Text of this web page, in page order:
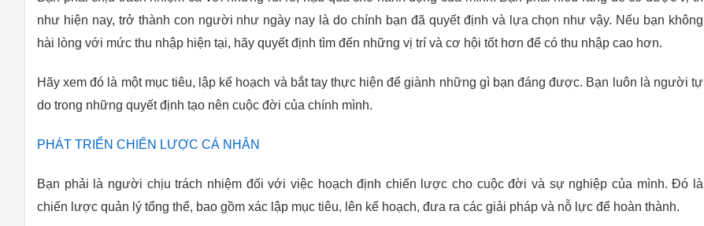
như hiện nay, trở thành con người như ngày nay là do chính bạn đã quyết định và lựa chọn như vậy. Nếu bạn không
hài lòng với mức thu nhập hiện tại, hãy quyết định tìm đến những vị trí và cơ hội tốt hơn để có thu nhập cao hơn.
Hãy xem đó là một mục tiêu, lập kế hoạch và bắt tay thực hiện để giành những gì bạn đáng được. Bạn luôn là người tự
do trong những quyết định tạo nên cuộc đời của chính mình.
PHÁT TRIỂN CHIẾN LƯỢC CÁ NHÂN
Bạn phải là người chịu trách nhiệm đối với việc hoạch định chiến lược cho cuộc đời và sự nghiệp của mình. Đó là
chiến lược quản lý tổng thể, bao gồm xác lập mục tiêu, lên kế hoạch, đưa ra các giải pháp và nỗ lực để hoàn thành.